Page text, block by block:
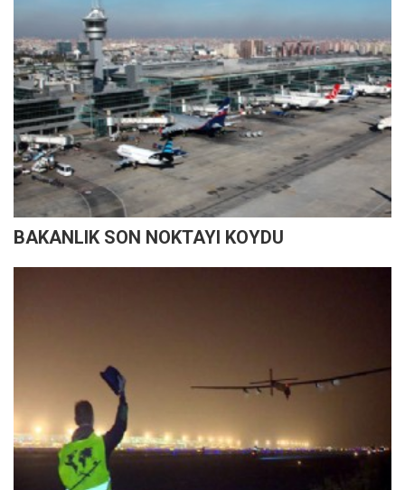
BAKANLIK SON NOKTAYI KOYDU